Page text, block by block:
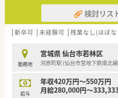
【求人情報について】
■ご経験やスキルに応じて、
示させていただきます。
■正社員の勤務薬剤師を募集し
■休日は火曜日と土曜日、祝日
予定が立てやすい環境です。
■小児科領域の専門知識を深
る薬剤師の方におすすめです。
検討リス
新卒可 未経験可 残業なし(ほぼ
勤務地
宮城県 仙台市若林区
河原町駅 (仙台市営地下鉄南北
給与
年収420万円～550万円
月給280,000円～